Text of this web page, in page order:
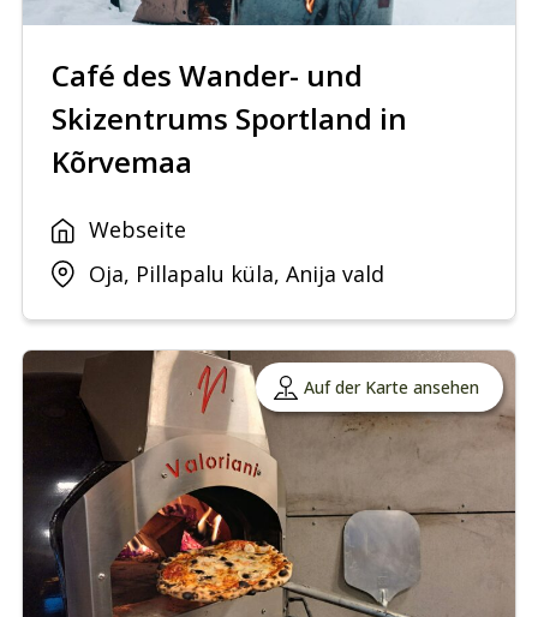
Café des Wander- und
Skizentrums Sportland in
Kõrvemaa
Webseite
Oja, Pillapalu küla, Anija vald
Auf der Karte ansehen